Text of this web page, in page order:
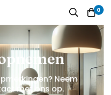
0
Neem
met ons op.